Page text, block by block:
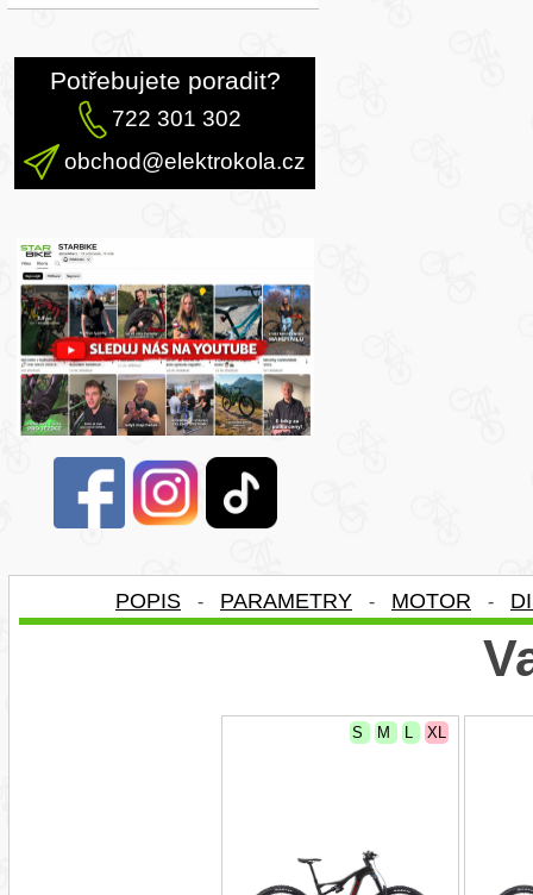
Potřebujete poradit?
722 301 302
obchod@elektrokola.cz
POPIS - PARAMETRY - MOTOR -
S M L XL